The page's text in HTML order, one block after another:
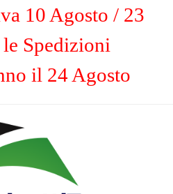
10 Agosto / 23
Spedizioni
il 24 Agosto